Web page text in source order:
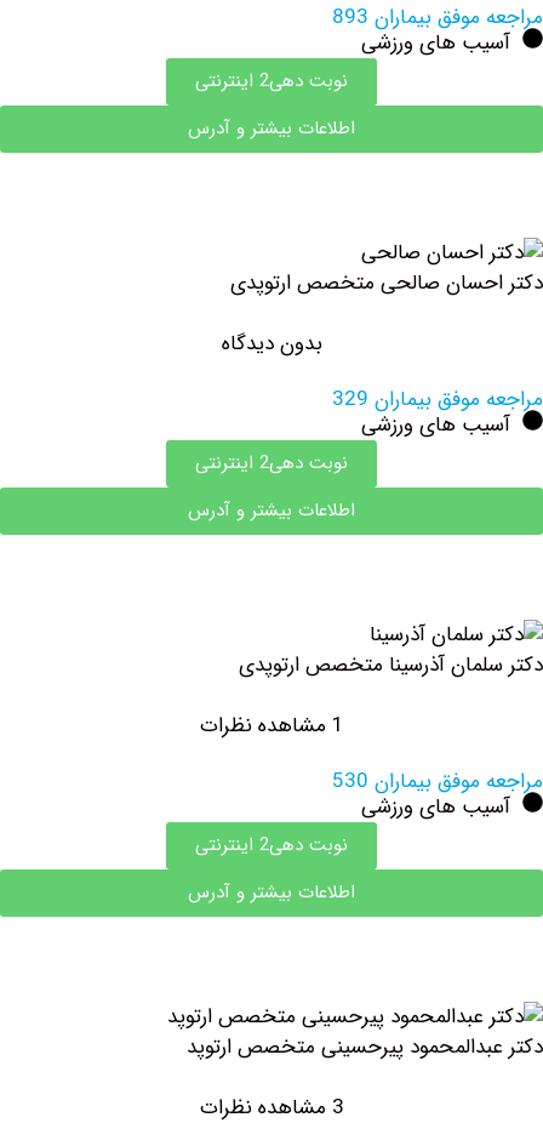
بیماران 893
های ورزشی
نوبت دهی2 اینترنتی
اطلاعات بیشتر و آدرس
صالحی متخصص ارتوپدی
بدون دیدگاه
بیماران 329
های ورزشی
نوبت دهی2 اینترنتی
اطلاعات بیشتر و آدرس
آذرسینا متخصص ارتوپدی
بیماران 530
های ورزشی
نوبت دهی2 اینترنتی
اطلاعات بیشتر و آدرس
پیرحسینی متخصص ارتوپد